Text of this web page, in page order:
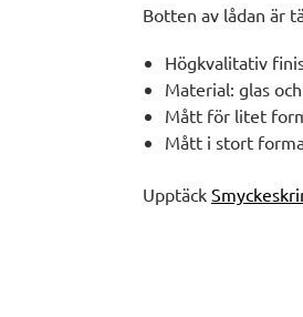
Botten av lådan är
Högkvalitativ
Material: glas och
Mått för litet
Mått i stort
Upptäck